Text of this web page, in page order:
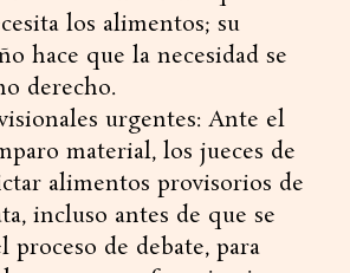
los alimentos; su
hace que la necesidad se
derecho.
urgentes: Ante el
material, los jueces de
alimentos provisorios de
incluso antes de que se
proceso de debate, para